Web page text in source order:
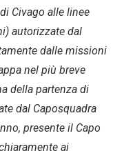
Civago alle linee
autorizzate dal
dalle missioni
nel più breve
della partenza di
dal Caposquadra
presente il Capo
ai